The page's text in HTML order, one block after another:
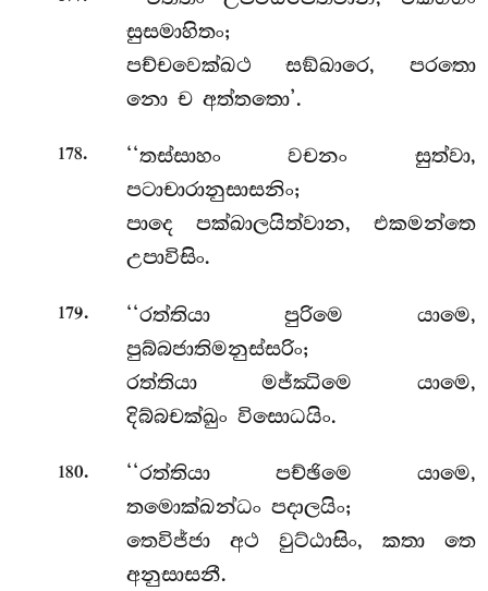
සුසමාහිතං;
පච්චවෙක්ඛථ සඞ්ඛාරෙ, පරතො
නො ච අත්තතො’.
178.
‘‘තස්සාහං වචනං සුත්වා,
පටාචාරානුසාසනිං;
පාදෙ පක්ඛාලයිත්වාන, එකමන්තෙ
උපාවිසිං.
179. ‘‘රත්තියා පුරිමෙ යාමෙ,
පුබ්බජාතිමනුස්සරිං;
රත්තියා මජ්ඣිමෙ යාමෙ,
දිබ්බචක්ඛුං විසොධයිං.
180.
‘‘රත්තියා පච්ඡිමෙ යාමෙ,
තමොක්ඛන්ධං පදාලයිං;
තෙවිජ්ජා අථ වුට්ඨාසිං, කතා තෙ
අනුසාසනී.